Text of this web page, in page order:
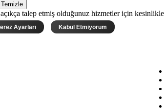
Temizle
talep etmiş olduğunuz hizmetler için
Ayarları Kabul Etmiyorum